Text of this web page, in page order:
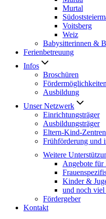
Murtal
Voitsberg
Weiz
Babysitterinnen &
Ferienbetreuung
Infos
Broschüren
Fördermöglichkeiten
Ausbildung
Unser Netzwerk
Einrichtungsträger
Ausbildungsträger
Eltern-Kind-
Frühförderung und
Weitere
Angebote für
Kinder &
und noch
Fördergeber
Kontakt